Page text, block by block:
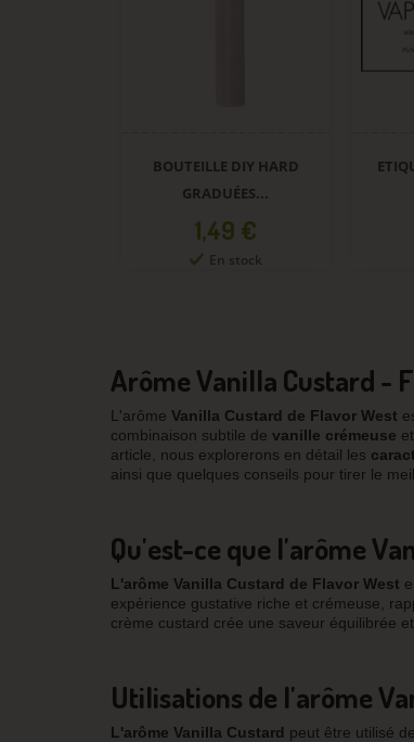
BOUTEILLE DIY HARD
GRADUÉES...
Prix
1,49 €
En stock
Arôme Vanilla Custard -
L'arôme Vanilla Custard de Flavor West
combinaison subtile de vanille crémeuse
article, nous explorerons en détail les
ainsi que quelques conseils pour tirer le
Qu'est-ce que l'arôme
L'arôme Vanilla Custard de Flavor West
expérience gustative riche et crémeuse,
crème custard crée une saveur équilibrée
Utilisations de l'arôme
L'arôme Vanilla Custard peut être utilisé